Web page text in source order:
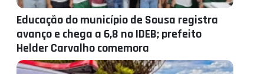
Educação do município de Sousa registra
avanço e chega a 6,8 no IDEB; prefeito
Helder Carvalho comemora